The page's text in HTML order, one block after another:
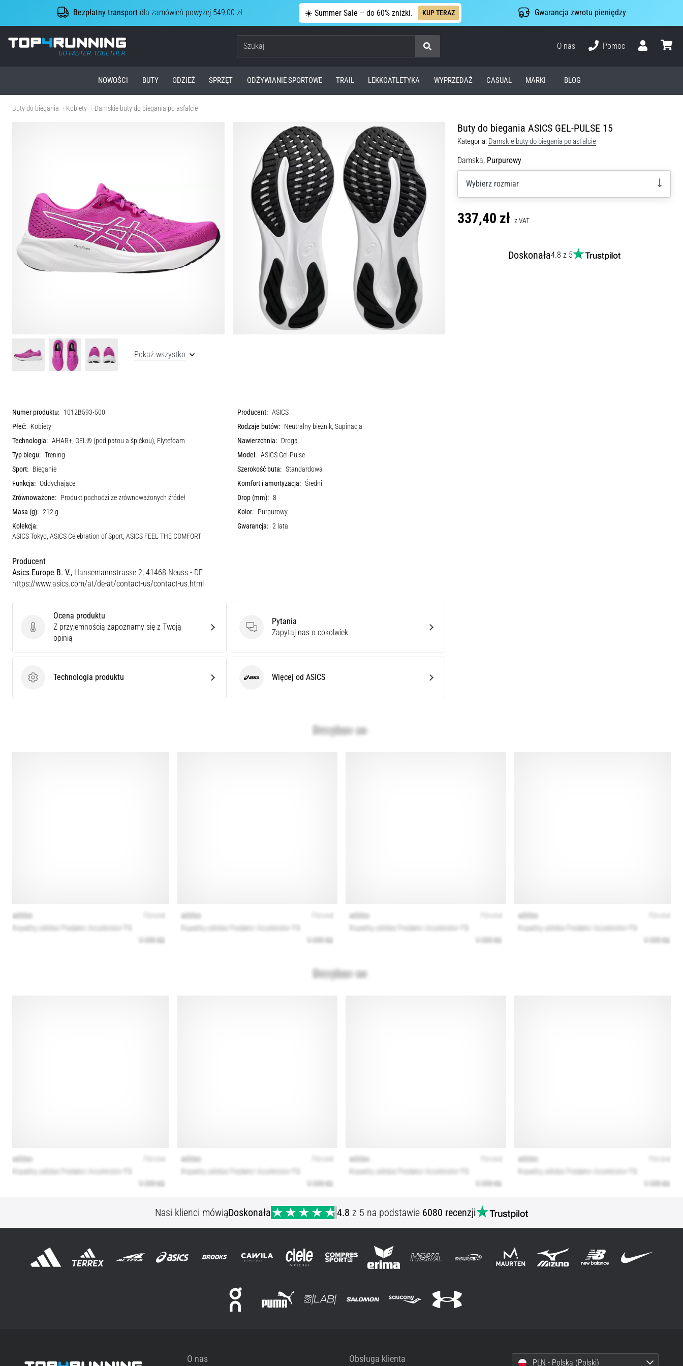
Bezpłatny transportdla zamówień powyżej 549,00 zł ☀️ Summer Sale – do 60% zniżki. KUP TERAZ Gwarancja zwrotu pieniędzy
Top4Running.pl
Szukaj
O nas
Pomoc
NOWOŚCI BUTY ODZIEŻ SPRZĘT ODŻYWIANIE SPORTOWE TRAIL LEKKOATLETYKA WYPRZEDAŻ CASUAL MARKI BLOG
Buty do biegania Kobiety Damskie buty do biegania po asfalcie
Buty do biegania ASICS GEL-PULSE 15
Kategoria: Damskie buty do biegania po asfalcie
Damska, Purpurowy
Wybierz rozmiar
337,40 zł z VAT
Doskonała4.8 z 5
Pokaż wszystko
Numer produktu: 1012B593-500 Producent: ASICS
Płeć: Kobiety Rodzaje butów: Neutralny bieżnik, Supinacja
Technologia: AHAR+, GEL® (pod patou a špičkou), Flytefoam Nawierzchnia: Droga
Typ biegu: Trening Model: ASICS Gel-Pulse
Sport: Bieganie Szerokość buta: Standardowa
Funkcja: Oddychające Komfort i amortyzacja: Średni
Zrównoważone: Produkt pochodzi ze zrównoważonych źródeł Drop (mm): 8
Masa (g): 212 g Kolor: Purpurowy
Kolekcja:
ASICS Tokyo, ASICS Celebration of Sport, ASICS FEEL THE COMFORT
Gwarancja: 2 lata
Producent
Asics Europe B. V., Hansemannstrasse 2, 41468 Neuss - DE
https://www.asics.com/at/de-at/contact-us/contact-us.html
Ocena produktu
Ocena produktu
Z przyjemnością zapoznamy się z Twoją
opinią
Pytania
Pytania
Zapytaj nas o cokolwiek
Technologia produktu
Technologia produktu ASICS Więcej od ASICS
Nasi klienci mówiąDoskonała 4.8 z 5 na podstawie 6080 recenzji
O nas Obsługa klienta PLN - Polska (Polski)